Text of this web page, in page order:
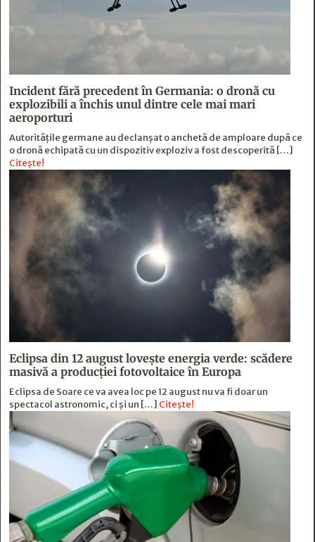
Incident fără precedent în Germania: o dronă cu
explozibili a închis unul dintre cele mai mari
aeroporturi
Autoritățile germane au declanșat o anchetă de amploare după ce
o dronă echipată cu un dispozitiv exploziv a fost descoperită […]
Citește!
Eclipsa din 12 august lovește energia verde: scădere
masivă a producției fotovoltaice în Europa
Eclipsa de Soare ce va avea loc pe 12 august nu va fi doar un
spectacol astronomic, ci și un […] Citește!